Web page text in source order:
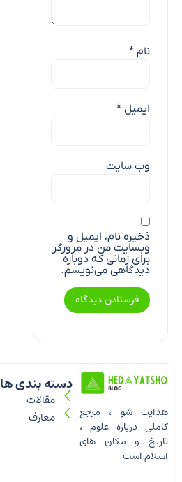
نام *
ایمیل *
وب‌ سایت
ذخیره نام، ایمیل و
وبسایت من در مرورگر
برای زمانی که دوباره
دیدگاهی می‌نویسم.
دسته بندی ها
مقالات
معارف
هدایت شو ، مرجع
کاملی درباره علوم ،
تاریخ و مکان های
اسلام است